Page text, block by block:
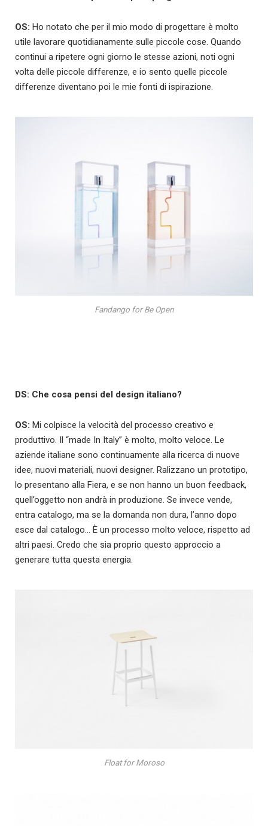
OS: Ho notato che per il mio modo di progettare è molto
utile lavorare quotidianamente sulle piccole cose. Quando
continui a ripetere ogni giorno le stesse azioni, noti ogni
volta delle piccole differenze, e io sento quelle piccole
differenze diventano poi le mie fonti di ispirazione.
Fandango for Be Open
DS: Che cosa pensi del design italiano?
OS: Mi colpisce la velocità del processo creativo e
produttivo. Il “made In Italy” è molto, molto veloce. Le
aziende italiane sono continuamente alla ricerca di nuove
idee, nuovi materiali, nuovi designer. Ralizzano un prototipo,
lo presentano alla Fiera, e se non hanno un buon feedback,
quell’oggetto non andrà in produzione. Se invece vende,
entra catalogo, ma se la domanda non dura, l’anno dopo
esce dal catalogo… È un processo molto veloce, rispetto ad
altri paesi. Credo che sia proprio questo approccio a
generare tutta questa energia.
Float for Moroso